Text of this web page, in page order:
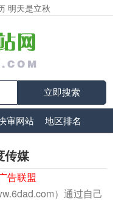
明天是立秋
立即搜索
审网站 地区排名
传媒
告联盟
）通过自己